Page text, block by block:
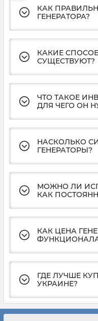
КАК
ГЕНЕРАТОРА?
КАКИЕ
СУЩЕСТВУЮТ?
ЧТО ТАКОЕ
ДЛЯ ЧЕГО ОН
НАСКОЛЬКО
ГЕНЕРАТОРЫ?
МОЖНО ЛИ
КАК
КАК ЦЕНА
ГДЕ ЛУЧШЕ
УКРАИНЕ?